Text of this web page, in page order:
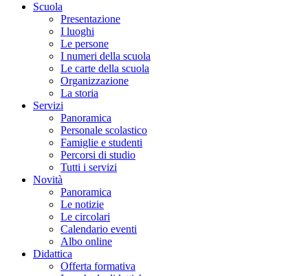
Scuola
Presentazione
I luoghi
Le persone
I numeri della scuola
Le carte della scuola
Organizzazione
La storia
Servizi
Panoramica
Personale scolastico
Famiglie e studenti
Percorsi di studio
Tutti i servizi
Novità
Panoramica
Le notizie
Le circolari
Calendario eventi
Albo online
Didattica
Offerta formativa